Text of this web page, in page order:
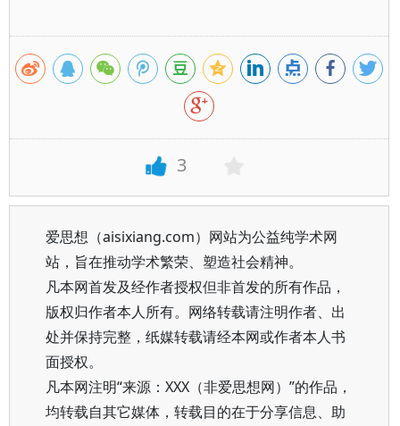
3
爱思想（aisixiang.com）网站为公益纯学术网
站，旨在推动学术繁荣、塑造社会精神。
凡本网首发及经作者授权但非首发的所有作品，
版权归作者本人所有。网络转载请注明作者、出
处并保持完整，纸媒转载请经本网或作者本人书
面授权。
凡本网注明“来源：XXX（非爱思想网）”的作品，
均转载自其它媒体，转载目的在于分享信息、助